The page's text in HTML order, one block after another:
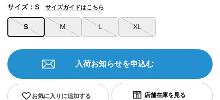
S M L XL
サイズ：S サイズガイドはこちら
お気に入りに追加する
入荷お知らせを申込む